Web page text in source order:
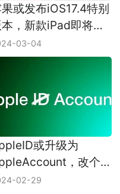
或发布iOS17.4特别
，新款iPad即将分
03-04
或升级为
，改个
高级了！
02-29